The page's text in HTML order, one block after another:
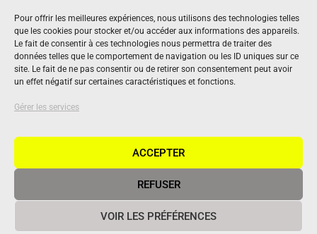
Pour offrir les meilleures expériences, nous utilisons des technologies telles
que les cookies pour stocker et/ou accéder aux informations des appareils.
Le fait de consentir à ces technologies nous permettra de traiter des
données telles que le comportement de navigation ou les ID uniques sur ce
site. Le fait de ne pas consentir ou de retirer son consentement peut avoir
un effet négatif sur certaines caractéristiques et fonctions.
Gérer les services
ACCEPTER
REFUSER
VOIR LES PRÉFÉRENCES
NOUS SOUTENIR
Pour maintenir un média indépendant, gratuit et sans
publicité
Oui !
© 2020 Vivant Communication • Tous droits réservés •